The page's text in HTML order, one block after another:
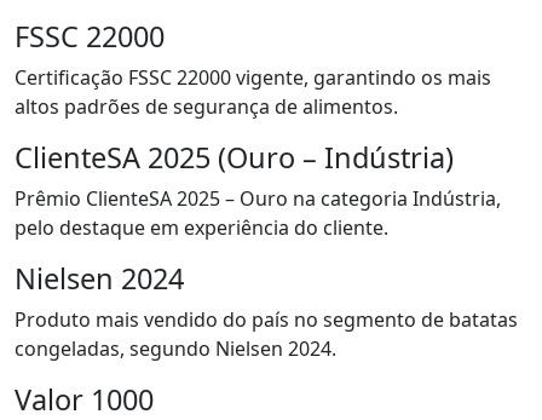
FSSC 22000
Certificação FSSC 22000 vigente, garantindo os mais
altos padrões de segurança de alimentos.
ClienteSA 2025 (Ouro – Indústria)
Prêmio ClienteSA 2025 – Ouro na categoria Indústria,
pelo destaque em experiência do cliente.
Nielsen 2024
Produto mais vendido do país no segmento de batatas
congeladas, segundo Nielsen 2024.
Valor 1000